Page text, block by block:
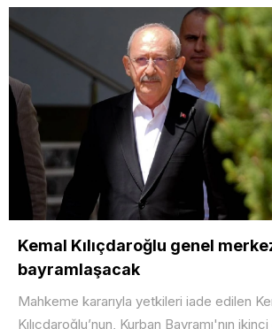
Kemal Kılıçdaroğlu genel
bayramlaşacak
Mahkeme kararıyla yetkileri iade edilen
Kılıçdaroğlu’nun, Kurban Bayramı'nın